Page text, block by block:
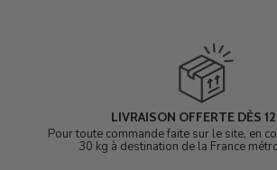
LIVRAISON OFFERTE DÈS
Pour toute commande faite sur le site, en
30 kg à destination de la France